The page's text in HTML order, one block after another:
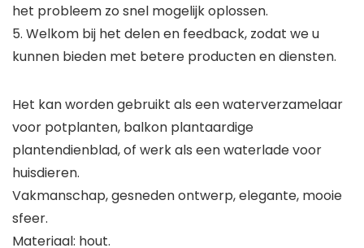
het probleem zo snel mogelijk oplossen.
5. Welkom bij het delen en feedback, zodat we u
kunnen bieden met betere producten en diensten.
Het kan worden gebruikt als een waterverzamelaar
voor potplanten, balkon plantaardige
plantendienblad, of werk als een waterlade voor
huisdieren.
Vakmanschap, gesneden ontwerp, elegante, mooie
sfeer.
Materiaal: hout.